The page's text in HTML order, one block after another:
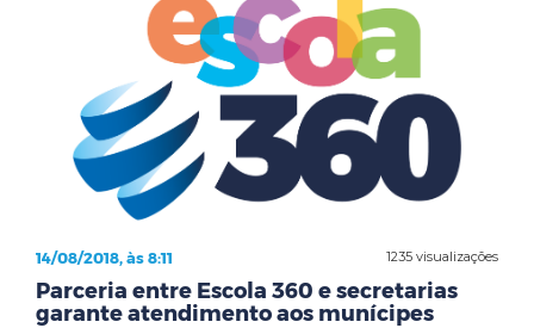
1235 visualizações
14/08/2018, às 8:11
Parceria entre Escola 360 e secretarias
garante atendimento aos munícipes